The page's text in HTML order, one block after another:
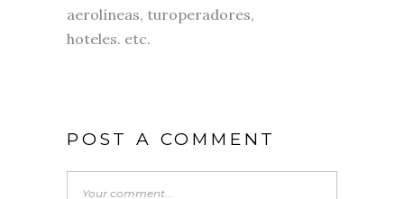
aerolíneas, turoperadores,
hoteles. etc.
POST A COMMENT